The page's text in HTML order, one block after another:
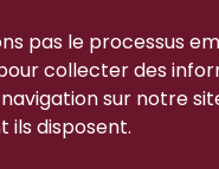
pas le processus
collecter des
sur notre
ils disposent.